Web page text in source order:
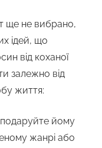
ще не вибрано,
ідей, що
від коханої
залежно від
життя:
йому
жанрі або